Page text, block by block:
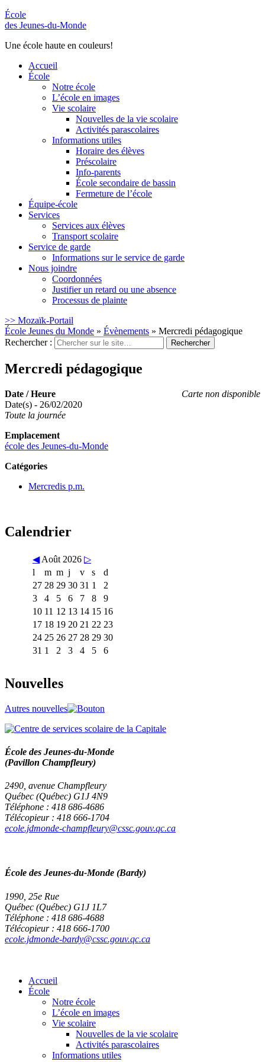
École
des Jeunes-du-Monde
Une école haute en couleurs!
Accueil
École
Notre école
L’école en images
Vie scolaire
Nouvelles de la vie scolaire
Activités parascolaires
Informations utiles
Horaire des élèves
Préscolaire
Info-parents
École secondaire de bassin
Fermeture de l’école
Équipe-école
Services
Services aux élèves
Transport scolaire
Service de garde
Informations sur le service de garde
Nous joindre
Coordonnées
Justifier un retard ou une absence
Processus de plainte
>> Mozaïk-Portail
École Jeunes du Monde » Évènements » Mercredi pédagogique
Rechercher :
Mercredi pédagogique
Carte non disponible
Date / Heure
Date(s) - 26/02/2020
Toute la journée
Emplacement
école des Jeunes-du-Monde
Catégories
Mercredis p.m.
Calendrier
◀ Août 2026 ▷
l
m m j v s
d
27 28 29 30 31 1
2
3
4 5 6 7 8
9
10 11 12 13 14 15 16
17 18 19 20 21 22 23
24 25 26 27 28 29 30
31 1 2 3 4 5 6
Nouvelles
Autres nouvelles
École des Jeunes-du-Monde
(Pavillon Champfleury)
2490, avenue Champfleury
Québec (Québec) G1J 4N9
Téléphone : 418 686-4686
Télécopieur : 418 666-1704
ecole.jdmonde-champfleury@cssc.gouv.qc.ca
École des Jeunes-du-Monde (Bardy)
1990, 25e Rue
Québec (Québec) G1J 1L7
Téléphone : 418 686-4688
Télécopieur : 418 666-1700
ecole.jdmonde-bardy@cssc.gouv.qc.ca
Accueil
École
Notre école
L’école en images
Vie scolaire
Nouvelles de la vie scolaire
Activités parascolaires
Informations utiles